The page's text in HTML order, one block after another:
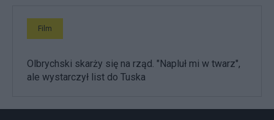
Film
Olbrychski skarży się na rząd. "Napluł mi w twarz",
ale wystarczył list do Tuska